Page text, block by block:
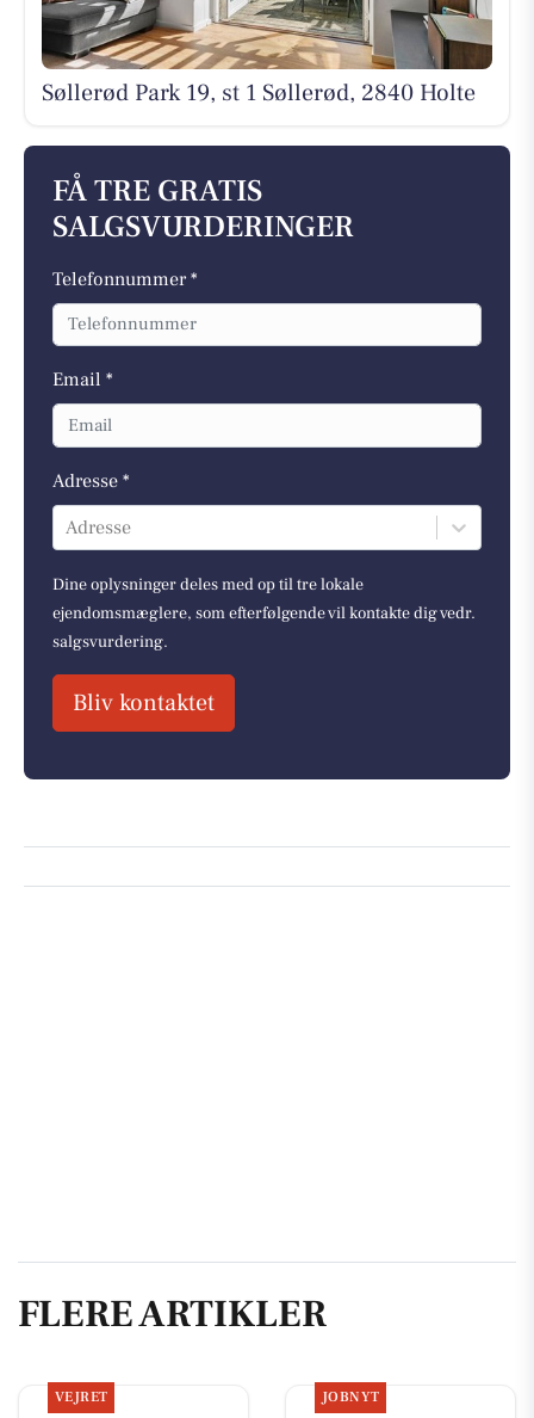
Søllerød Park 19, st 1 Søllerød, 2840 Holte
FÅ TRE GRATIS
SALGSVURDERINGER
Telefonnummer *
Email *
Adresse *
Adresse
Dine oplysninger deles med op til tre lokale
ejendomsmæglere, som efterfølgende vil kontakte dig vedr.
salgsvurdering.
Bliv kontaktet
FLERE ARTIKLER
VEJRET JOBNYT